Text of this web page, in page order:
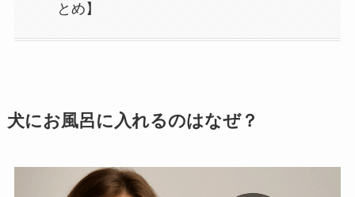
とめ】
犬にお風呂に入れるのはなぜ？